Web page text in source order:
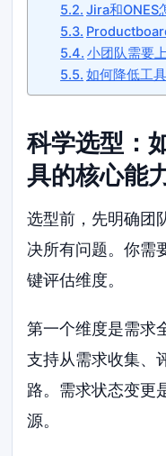
Jira和ONES
小团队需要
如何降低工
科学选型：
具的核心能
选型前，先明确团
决所有问题。你需
键评估维度。
第一个维度是需求
支持从需求收集、
路。需求状态变更
源。